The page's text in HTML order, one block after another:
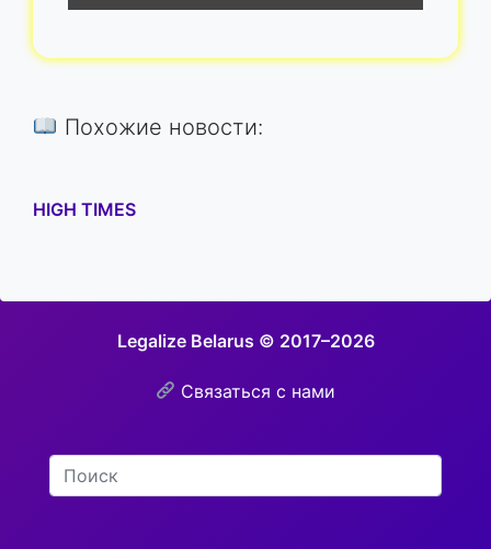
Похожие новости:
HIGH TIMES
Legalize Belarus © 2017–2026
Связаться с нами